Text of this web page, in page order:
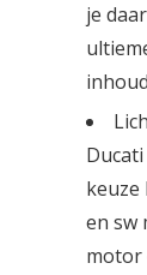
je
en sw
motor